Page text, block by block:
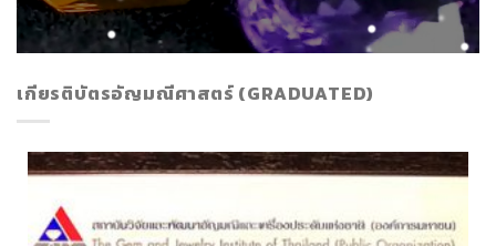
เกียรติบัตรอัญมณีศาสตร์ (GRADUATED)